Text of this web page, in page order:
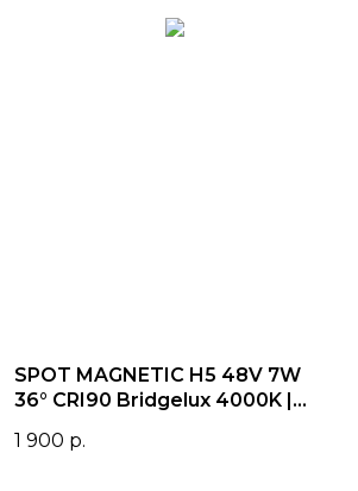
SPOT MAGNETIC H5 48V 7W
36° CRI90 Bridgelux 4000K |
1 900 р.